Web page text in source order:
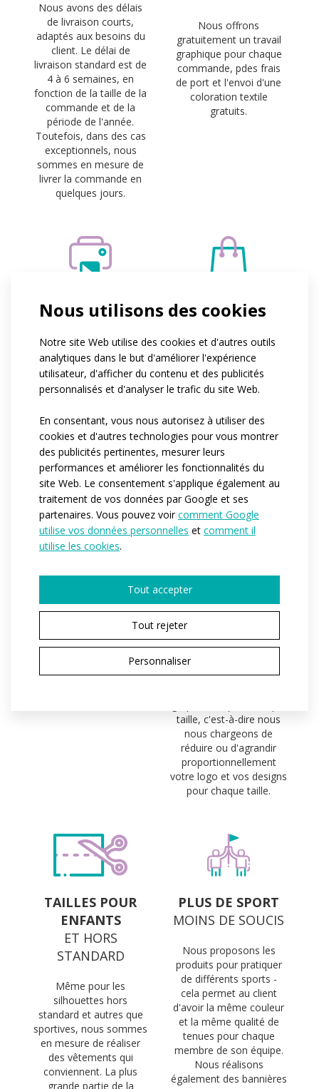
Nous utilisons des cookies
Notre site Web utilise des cookies et d'autres outils
analytiques dans le but d'améliorer l'expérience
utilisateur, d'afficher du contenu et des publicités
personnalisés et d'analyser le trafic du site Web.
En consentant, vous nous autorisez à utiliser des
cookies et d'autres technologies pour vous montrer
des publicités pertinentes, mesurer leurs
performances et améliorer les fonctionnalités du
site Web. Le consentement s'applique également au
traitement de vos données par Google et ses
partenaires. Vous pouvez voircomment Google
utilise vos données personnelles et comment il
utilise les cookies.
Tout accepter
Tout rejeter
Personnaliser
Nous avons des délais
de livraison courts,
adaptés aux besoins du
client. Le délai de
livraison standard est de
4 à 6 semaines, en
fonction de la taille de la
commande et de la
période de l'année.
Toutefois, dans des cas
exceptionnels, nous
sommes en mesure de
livrer la commande en
quelques jours.
Nous offrons
gratuitement un travail
graphique pour chaque
commande, pdes frais
de port et l'envoi d'une
coloration textile
gratuits.
IMPRESSION
PAR SUBLIMATION
Nous imprimons selon la
méthode de la
sublimation, qui ne
comporte aucune
design ou de couleur et
garantit la tenue des
couleurs.
FACILITÉ DE
COMMANDE
SUPPLÉMENTAIRE
Il n'y a pas de quantité
minimale pour les
commande
supplémentaire.
INDIVIDUELLE
Chaque client a sa
personne de contact
désignée, communiquant
avec lui pour le suivi de
commande, facilement
POUR TOUTES LES
TAILLES
En cas de commande de
plusieurs tailles d'un
même type de vêtement,
taille, c'est-à-dire nous
nous chargeons de
réduire ou d'agrandir
proportionnellement
votre logo et vos designs
pour chaque taille.
TAILLES POUR
ENFANTS
ET HORS
STANDARD
Même pour les
silhouettes hors
standard et autres que
sportives, nous sommes
en mesure de réaliser
des vêtements qui
conviennent. La plus
grande partie de la
PLUS DE SPORT
MOINS DE SOUCIS
Nous proposons les
produits pour pratiquer
de différents sports -
cela permet au client
d'avoir la même couleur
et la même qualité de
tenues pour chaque
membre de son équipe.
Nous réalisons
également des bannières